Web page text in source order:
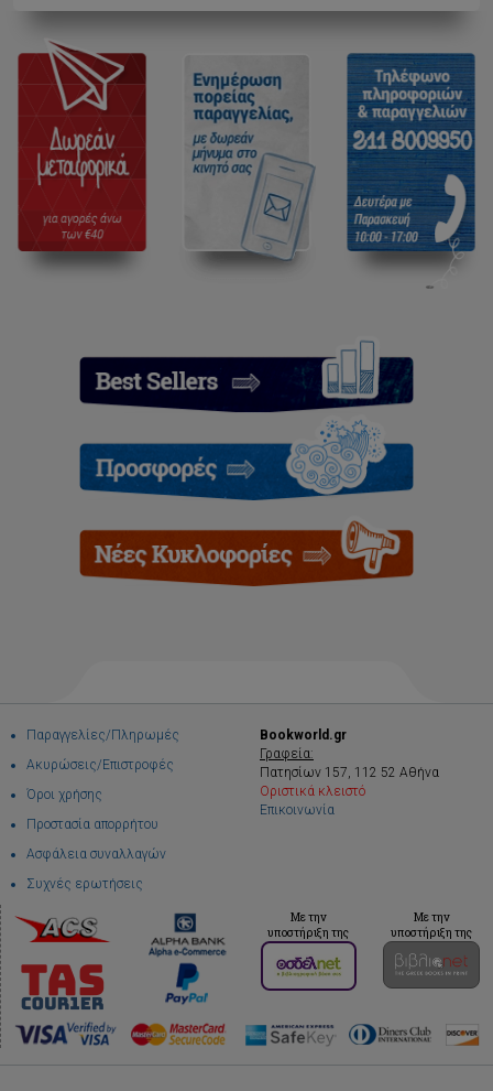
Παραγγελίες/Πληρωμές
Ακυρώσεις/Επιστροφές
Όροι χρήσης
Προστασία απορρήτου
Ασφάλεια συναλλαγών
Συχνές ερωτήσεις
Bookworld.gr
Γραφεία:
Πατησίων 157, 112 52 Αθήνα
Οριστικά κλειστό
Επικοινωνία
Με την
υποστήριξη της
Με την
υποστήριξη της